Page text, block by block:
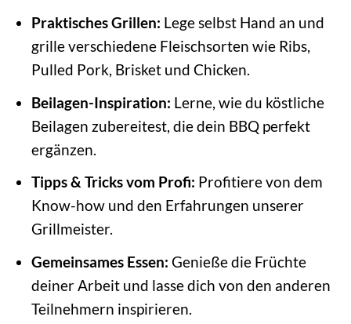
Praktisches Grillen: Lege selbst Hand an und
grille verschiedene Fleischsorten wie Ribs,
Pulled Pork, Brisket und Chicken.
Beilagen-Inspiration: Lerne, wie du köstliche
Beilagen zubereitest, die dein BBQ perfekt
ergänzen.
Tipps & Tricks vom Profi: Profitiere von dem
Know-how und den Erfahrungen unserer
Grillmeister.
Gemeinsames Essen: Genieße die Früchte
deiner Arbeit und lasse dich von den anderen
Teilnehmern inspirieren.